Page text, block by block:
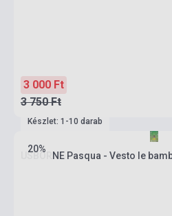
3 000 Ft
3 750 Ft
20%
Készlet: 1-10 darab
USBORNE Pasqua - Vesto le